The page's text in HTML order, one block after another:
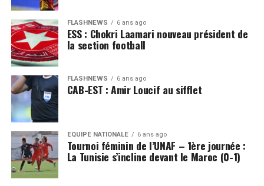
FLASHNEWS 6 ans ago
ESS : Chokri Laamari nouveau président de
la section football
FLASHNEWS 6 ans ago
CAB-EST : Amir Loucif au sifflet
EQUIPE NATIONALE 6 ans ago
Tournoi féminin de l’UNAF – 1ère journée :
La Tunisie s’incline devant le Maroc (0-1)